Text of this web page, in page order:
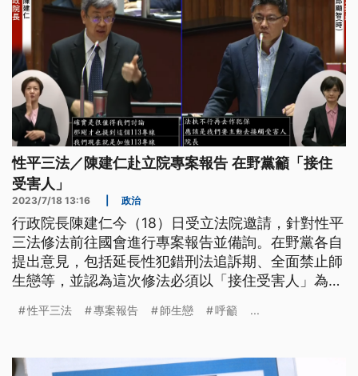
性平三法／陳建仁赴立院專案報告 在野黨籲「接住
受害人」
2023/7/18 13:16 政治
行政院長陳建仁今（18）日受立法院邀請，針對性平
三法修法前往國會進行專案報告並備詢。在野黨各自
提出意見，包括延長性犯錯刑法追訴期、全面禁止師
生戀等，並認為這次修法必須以「接住受害人」為重
性平三法 專案報告 師生戀 呼籲 ...